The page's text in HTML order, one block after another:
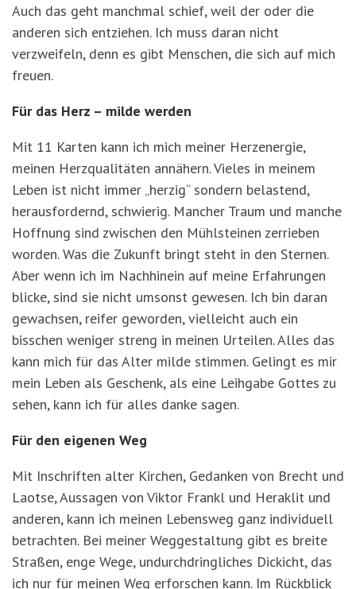
Auch das geht manchmal schief, weil der oder die
anderen sich entziehen. Ich muss daran nicht
verzweifeln, denn es gibt Menschen, die sich auf mich
freuen.
Für das Herz – milde werden
Mit 11 Karten kann ich mich meiner Herzenergie,
meinen Herzqualitäten annähern. Vieles in meinem
Leben ist nicht immer „herzig“ sondern belastend,
herausfordernd, schwierig. Mancher Traum und manche
Hoffnung sind zwischen den Mühlsteinen zerrieben
worden. Was die Zukunft bringt steht in den Sternen.
Aber wenn ich im Nachhinein auf meine Erfahrungen
blicke, sind sie nicht umsonst gewesen. Ich bin daran
gewachsen, reifer geworden, vielleicht auch ein
bisschen weniger streng in meinen Urteilen. Alles das
kann mich für das Alter milde stimmen. Gelingt es mir
mein Leben als Geschenk, als eine Leihgabe Gottes zu
sehen, kann ich für alles danke sagen.
Für den eigenen Weg
Mit Inschriften alter Kirchen, Gedanken von Brecht und
Laotse, Aussagen von Viktor Frankl und Heraklit und
anderen, kann ich meinen Lebensweg ganz individuell
betrachten. Bei meiner Weggestaltung gibt es breite
Straßen, enge Wege, undurchdringliches Dickicht, das
ich nur für meinen Weg erforschen kann. Im Rückblick